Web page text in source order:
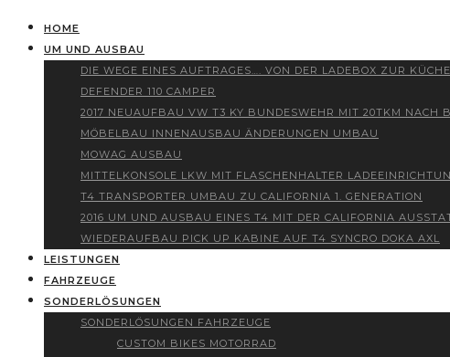
HOME
UM UND AUSBAU
DIE WEGE EINES AUFTRAGES…. VON DER LADEBOX ZUR KÜCHE
DEFENDER 110 CAMPER
2017 NEUAUFBAU VW T3 KY BUNDESWEHR MIT 20TKM NACH
MÖBELBAU INNENAUSBAU ÄNDERUNGEN UMBAU
MOWAG AUSBAU
MITTELKONSOLE LKW MIT FLASCHENHALTER
T4 TRANSPORTER UMBAU ZU CALIFORNIA 1. GENERATION
2016 UM UND AUSBAU EINES T4 MIT DER CALIFORNIA
WIEDERAUFBAU PICK UP KABINE AUF T4 SYNCRO DOKA AXL
LEISTUNGEN
FAHRZEUGE
SONDERLÖSUNGEN
SONDERLÖSUNGEN FAHRZEUGE
CUSTOM BIKES MOTORRAD